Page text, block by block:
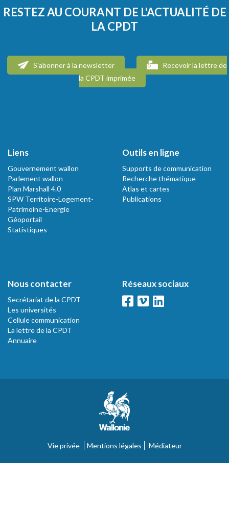
RESTEZ AU COURANT DE L'ACTUALITÉ DE
LA CPDT
S'abonner à la newsletter
Recevoir la lettre de
la CPDT imprimée
Liens
Gouvernement wallon
Parlement wallon
Plan Marshall 4.0
SPW Territoire-Logement-
Patrimoine-Energie
Géoportail
Statistiques
Outils en ligne
Supports de communication
Recherche thématique
Atlas et cartes
Publications
Nous contacter
Secrétariat de la CPDT
Les universités
Cellule communication
La lettre de la CPDT
Annuaire
Réseaux sociaux
Vie privée Mentions légales Médiateur